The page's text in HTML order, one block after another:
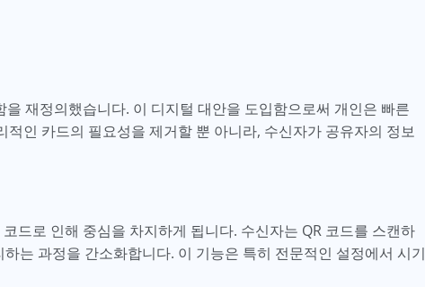
재정의했습니다. 이 디지털 대안을 도입함으로써 개인은 빠른
인 카드의 필요성을 제거할 뿐 아니라, 수신자가 공유자의 정보
드로 인해 중심을 차지하게 됩니다. 수신자는 QR 코드를 스캔하
는 과정을 간소화합니다. 이 기능은 특히 전문적인 설정에서 시기